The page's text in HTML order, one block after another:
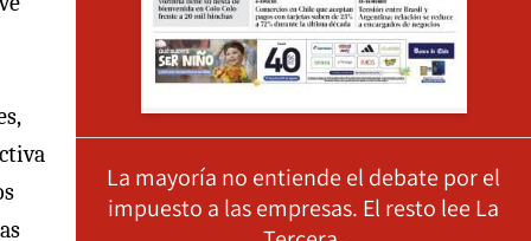
La mayoría no entiende el debate por el
impuesto a las empresas. El resto lee La